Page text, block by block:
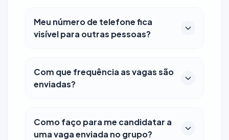
Meu número de telefone fica
visível para outras pessoas?
Com que frequência as vagas são
enviadas?
Como faço para me candidatar a
uma vaga enviada no grupo?